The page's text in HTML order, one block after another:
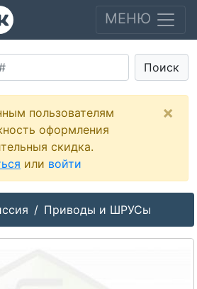
МЕНЮ
Поиск
пользователям
оформления
скидка.
или войти
×
Приводы и ШРУСы